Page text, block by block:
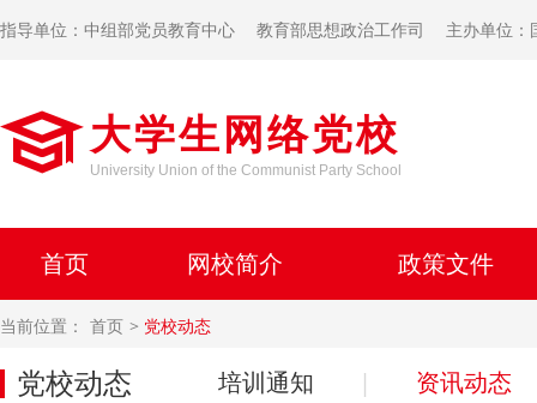
指导单位：中组部党员教育中心 教育部思想政治工作司 主办单位：
大学生网络党校
University Union of the Communist Party School
首页 网校简介 政策文件
当前位置： 首页 党校动态
党校动态 培训通知 | 资讯动态